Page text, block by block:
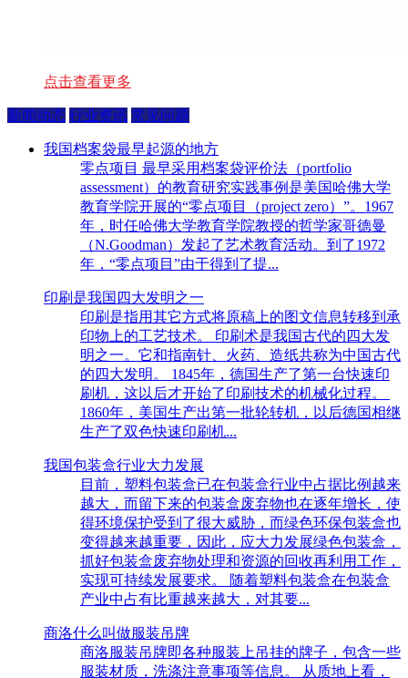
点击查看更多
新闻动态 行业资讯 常见问题
我国档案袋最早起源的地方
零点项目 最早采用档案袋评价法（portfolio
assessment）的教育研究实践事例是美国哈佛大学
教育学院开展的“零点项目（project zero）”。1967
年，时任哈佛大学教育学院教授的哲学家哥德曼
（N.Goodman）发起了艺术教育活动。到了1972
年，“零点项目”由于得到了提...
印刷是我国四大发明之一
印刷是指用其它方式将原稿上的图文信息转移到承
印物上的工艺技术。 印刷术是我国古代的四大发
明之一。它和指南针、火药、造纸共称为中国古代
的四大发明。 1845年，德国生产了第一台快速印
刷机，这以后才开始了印刷技术的机械化过程。
1860年，美国生产出第一批轮转机，以后德国相继
生产了双色快速印刷机...
我国包装盒行业大力发展
目前，塑料包装盒已在包装盒行业中占据比例越来
越大，而留下来的包装盒废弃物也在逐年增长，使
得环境保护受到了很大威胁，而绿色环保包装盒也
变得越来越重要，因此，应大力发展绿色包装盒，
抓好包装盒废弃物处理和资源的回收再利用工作，
实现可持续发展要求。 随着塑料包装盒在包装盒
产业中占有比重越来越大，对其要...
商洛什么叫做服装吊牌
商洛服装吊牌即各种服装上吊挂的牌子，包含一些
服装材质，洗涤注意事项等信息。 从质地上看，